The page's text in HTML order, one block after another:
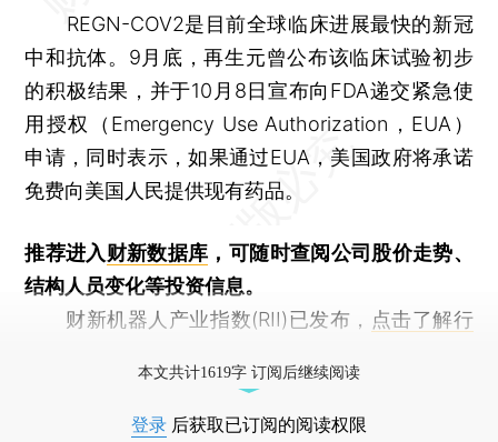
REGN-COV2是目前全球临床进展最快的新冠
中和抗体。9月底，再生元曾公布该临床试验初步
的积极结果，并于10月8日宣布向FDA递交紧急使
用授权（Emergency Use Authorization，EUA）
申请，同时表示，如果通过EUA，美国政府将承诺
免费向美国人民提供现有药品。
推荐进入财新数据库 ，可随时查阅公司股价走势、
结构人员变化等投资信息。
财新机器人产业指数(RII)已发布， 点击了解行
本文共计1619字 订阅后继续阅读
登录 后获取已订阅的阅读权限